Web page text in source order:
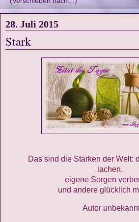
28. Juli 2015
Stark
Das sind die Starken der Welt:
lachen,
eigene Sorgen
und andere glücklich
Autor